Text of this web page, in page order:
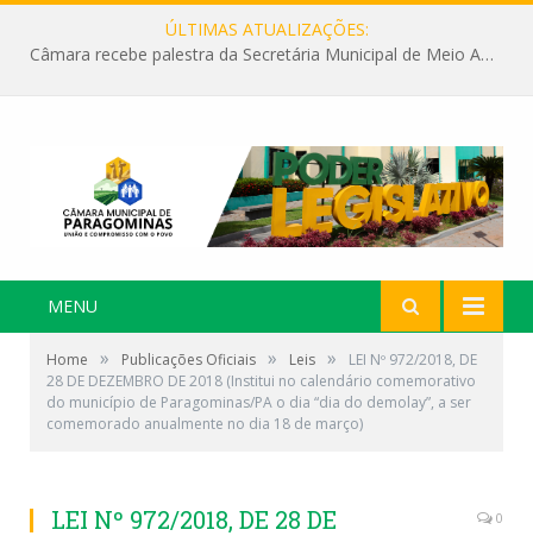
ÚLTIMAS ATUALIZAÇÕES:
Câmara recebe palestra da Secretária Municipal de Meio Ambiente sobre as ações da “SEMANA DO MEIO AMBIENTE”
MENU
Home » Publicações Oficiais » Leis »
LEI Nº 972/2018, DE
28 DE DEZEMBRO DE 2018 (Institui no calendário comemorativo
do município de Paragominas/PA o dia “dia do demolay”, a ser
comemorado anualmente no dia 18 de março)
LEI Nº 972/2018, DE 28 DE
0